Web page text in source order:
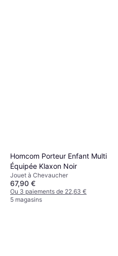
Homcom Porteur Enfant Multi
Équipée Klaxon Noir
Jouet à Chevaucher
67,90 €
Ou 3 paiements de 22,63 €
5 magasins